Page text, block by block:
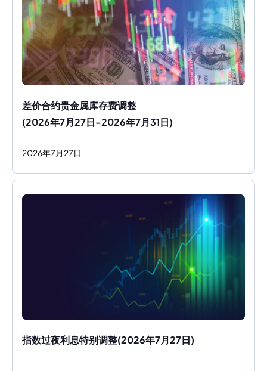
差价合约贵金属库存费调整
(2026年7月27日-2026年7月31日)
2026年7 月 27日
指数过夜利息特别调整(2026年7月27日)